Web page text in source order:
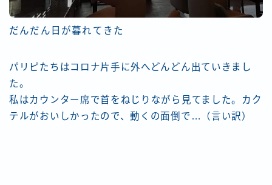
だんだん日が暮れてきた
パリピたちはコロナ片手に外へどんどん出ていきまし
た。
私はカウンター席で首をねじりながら見てました。カク
テルがおいしかったので、動くの面倒で…（言い訳）